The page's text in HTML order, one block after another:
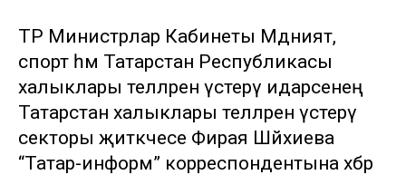
ТР Министрлар Кабинеты Мәдәният,
спорт һәм Татарстан Республикасы
халыклары телләрен үстерү идарәсенең
Татарстан халыклары телләрен үстерү
секторы җитәкчесе Фирая Шәйхиева
“Татар-информ” корреспондентына хәбәр